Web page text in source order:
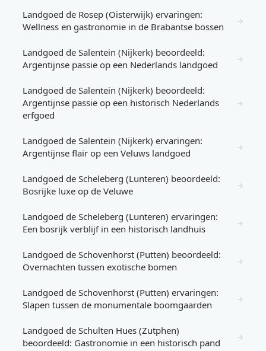
Landgoed de Rosep (Oisterwijk) ervaringen:
Wellness en gastronomie in de Brabantse bossen
→
Landgoed de Salentein (Nijkerk) beoordeeld:
Argentijnse passie op een Nederlands landgoed
→
Landgoed de Salentein (Nijkerk) beoordeeld:
Argentijnse passie op een historisch Nederlands
erfgoed
→
Landgoed de Salentein (Nijkerk) ervaringen:
Argentijnse flair op een Veluws landgoed
→
Landgoed de Scheleberg (Lunteren) beoordeeld:
Bosrijke luxe op de Veluwe
→
Landgoed de Scheleberg (Lunteren) ervaringen:
Een bosrijk verblijf in een historisch landhuis
→
Landgoed de Schovenhorst (Putten) beoordeeld:
Overnachten tussen exotische bomen
→
Landgoed de Schovenhorst (Putten) ervaringen:
Slapen tussen de monumentale boomgaarden
→
Landgoed de Schulten Hues (Zutphen)
beoordeeld: Gastronomie in een historisch pand
→